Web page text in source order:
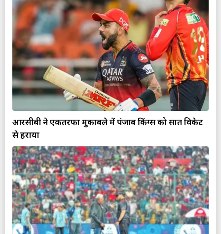
आरसीबी ने एकतरफा मुकाबले में पंजाब किंग्स को सात विकेट
से हराया